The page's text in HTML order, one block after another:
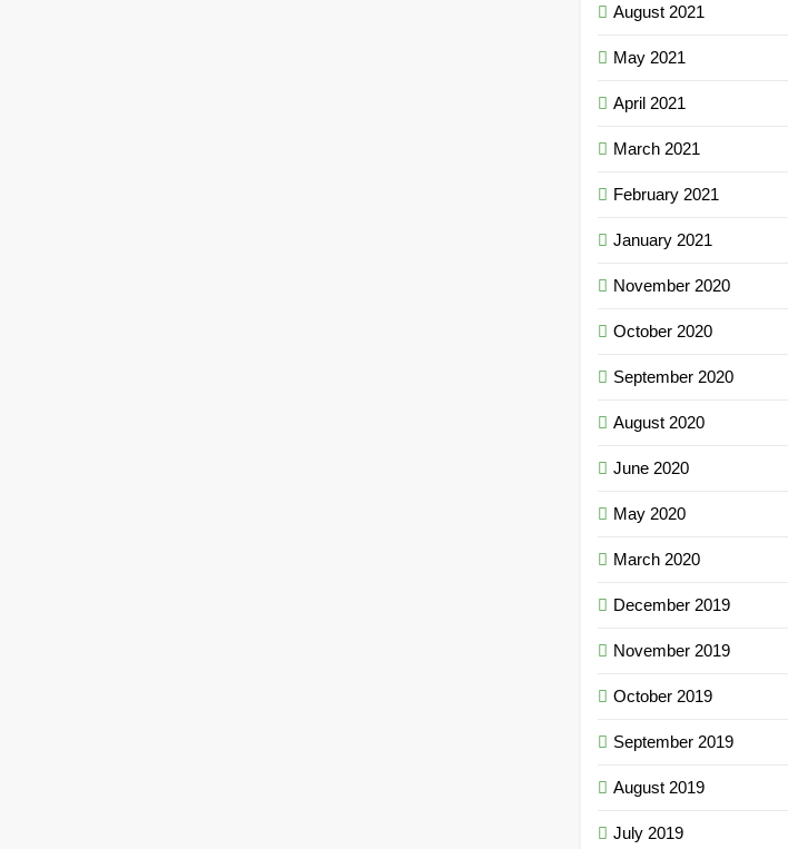
August 2021
May 2021
April 2021
March 2021
February 2021
January 2021
November 2020
October 2020
September 2020
August 2020
June 2020
May 2020
March 2020
December 2019
November 2019
October 2019
September 2019
August 2019
July 2019